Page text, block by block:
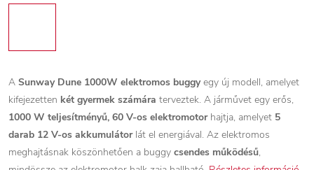
A Sunway Dune 1000W elektromos buggyegy új modell, amelyet
kifejezetten két gyermek számára terveztek. A járművet egy erős,
1000 W teljesítményű, 60 V-os elektromotorhajtja, amelyet 5
darab 12 V-os akkumulátorlát el energiával. Az elektromos
meghajtásnak köszönhetően a buggy csendes működésű,